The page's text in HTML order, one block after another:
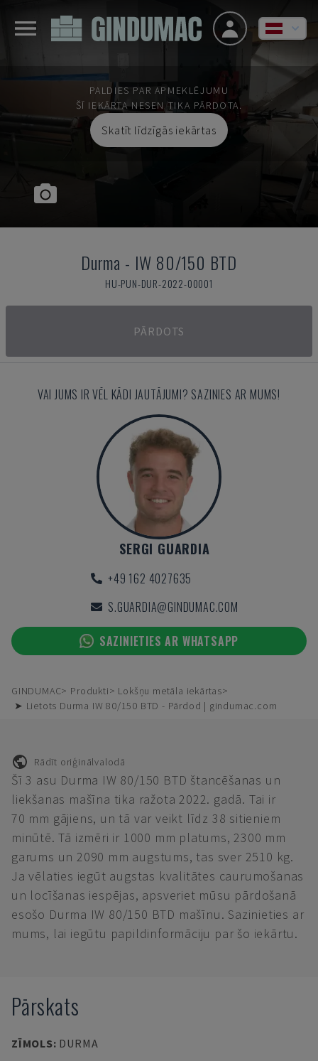
PALDIES PAR APMEKLĒJUMU
ŠĪ IEKĀRTA NESEN TIKA PĀRDOTA.
Skatīt līdzīgās iekārtas
Durma - IW 80/150 BTD
HU-PUN-DUR-2022-00001
PĀRDOTS
VAI JUMS IR VĒL KĀDI JAUTĀJUMI? SAZINIES AR MUMS!
SERGI GUARDIA
+49 162 4027635
S.GUARDIA@GINDUMAC.COM
SAZINIETIES AR WHATSAPP
GINDUMAC Produkti
Lokšņu metāla iekārtas
➤ Lietots Durma IW 80/150 BTD - Pārdod | gindumac.com
Rādīt oriģinālvalodā
Šī 3 asu Durma IW 80/150 BTD štancēšanas un
liekšanas mašīna tika ražota 2022. gadā. Tai ir
70 mm gājiens, un tā var veikt līdz 38 sitieniem
minūtē. Tā izmēri ir 1000 mm platums, 2300 mm
garums un 2090 mm augstums, tas sver 2510 kg.
Ja vēlaties iegūt augstas kvalitātes caurumošanas
un locīšanas iespējas, apsveriet mūsu pārdošanā
esošo Durma IW 80/150 BTD mašīnu. Sazinieties ar
mums, lai iegūtu papildinformāciju par šo iekārtu.
Pārskats
ZĪMOLS: DURMA